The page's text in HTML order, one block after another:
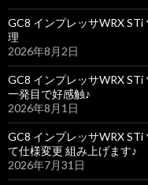
GC8 インプレッサWRX
理
2026年8月2日
GC8 インプレッサWRX
一発目で好感触♪
2026年8月1日
GC8 インプレッサWRX
て仕様変更 組み上げます♪
2026年7月31日